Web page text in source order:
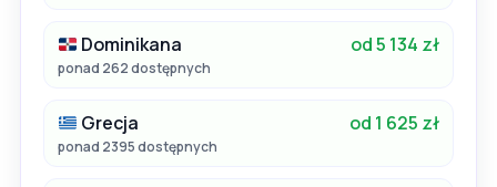
Dominikana od 5 134 zł
ponad 262 dostępnych
Grecja od 1 625 zł
ponad 2395 dostępnych